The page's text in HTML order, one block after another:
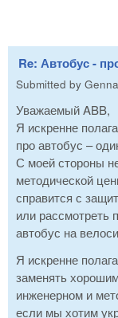
Re: Автобус -
Submitted by
Уважаемый ABB,
Я искренне
про автобус –
С моей стороны
методической
справится с
или рассмотреть
автобус на
Я искренне
заменять
инженерном и
если мы хотим